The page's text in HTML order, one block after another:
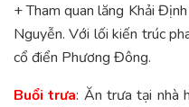
+ Tham quan lăng Khải
Nguyễn. Với lối kiến trúc
cổ điển Phương Đông.
Buổi trưa: Ăn trưa tại nhà